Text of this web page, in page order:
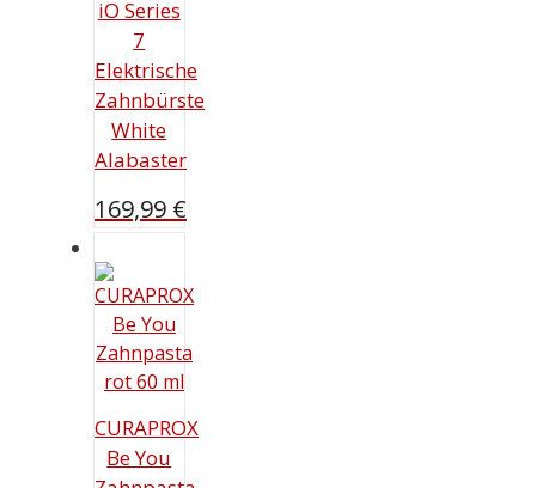
iO Series
7
Elektrische
Zahnbürste
White
Alabaster
169,99 €
CURAPROX
Be You